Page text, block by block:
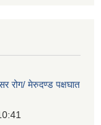
रोग/ मेरुदण्ड पक्षघात